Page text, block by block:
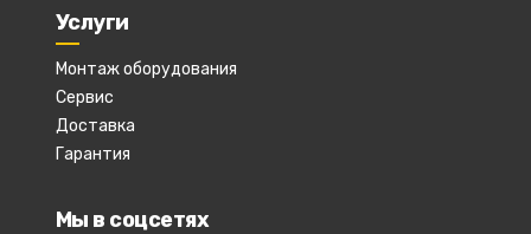
Услуги
Монтаж оборудования
Сервис
Доставка
Гарантия
Мы в соцсетях